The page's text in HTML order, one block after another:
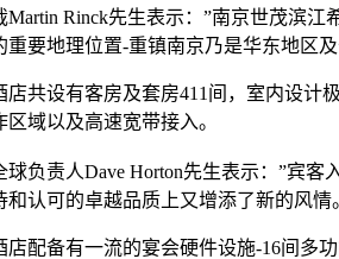
Rinck先生表示：”南京世茂滨
重要地理位置-重镇南京乃是华东地区
店共设有客房及套房411间，室内设
域以及高速宽带接入。
负责人Dave Horton先生表示：”宾
认可的卓越品质上又增添了新的风情
店配备有一流的宴会硬件设施-16间多